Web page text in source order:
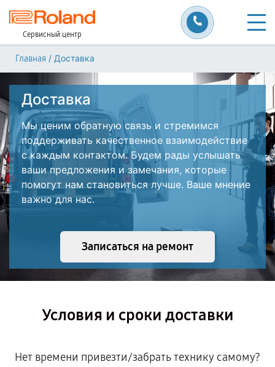
Сервисный центр
Главная / Доставка
Доставка
Мы ценим обратную связь и стремимся
поддерживать качественное взаимодействие
с каждым контактом. Будем рады услышать
ваши предложения и замечания, которые
помогут нам становиться лучше. Ваше мнение
важно для нас.
Записаться на ремонт
Условия и сроки доставки
Нет времени привезти/забрать технику самому?